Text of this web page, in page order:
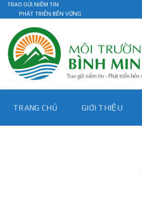
Skip
to
content
TRAO GỬI NIỀM TIN
PHÁT TRIỂN BỀN VỮNG
TRANG CHỦ GIỚI THIỆU